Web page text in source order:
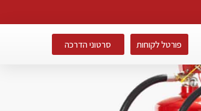
פורטל לקוחות סרטוני הדרכה